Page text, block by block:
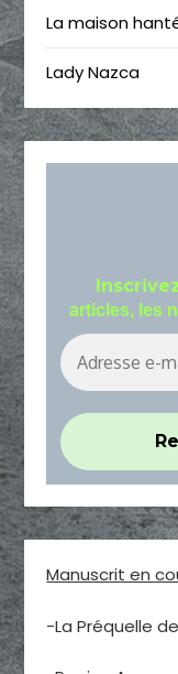
La maison
Lady Nazca
articles, les
Manuscrit en
-La Préquelle